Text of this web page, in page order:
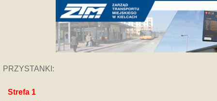
PRZYSTANKI:
Strefa 1